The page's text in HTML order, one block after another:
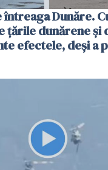
întreaga Dunăre.
țările dunărene și
efectele, deși a